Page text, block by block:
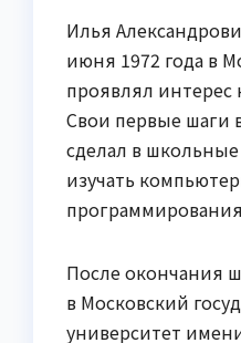
Илья
июня 1972 года в
проявлял интерес
Свои первые шаги
сделал в
изучать
После окончания
в Московский
университет